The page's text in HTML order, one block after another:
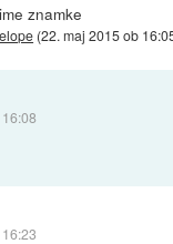
znamke
(22. maj 2015 ob